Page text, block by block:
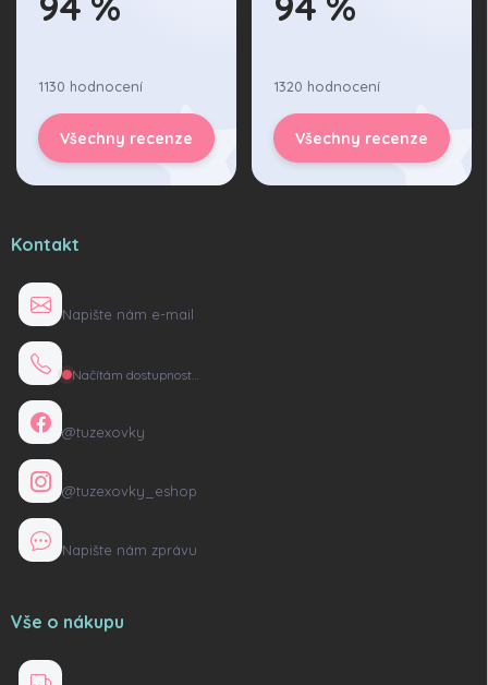
1130 hodnocení
Všechny recenze
1320 hodnocení
Všechny recenze
Kontakt
Napište nám e-mail
Načítám dostupnost…
@tuzexovky
@tuzexovky_eshop
Napište nám zprávu
Vše o nákupu